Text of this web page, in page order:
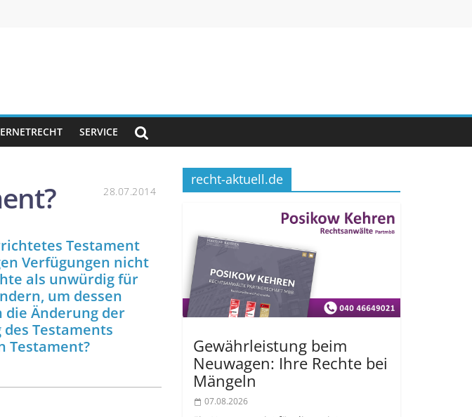
SERVICE
28.07.2014
Testament
Verfügungen nicht
als unwürdig für
um dessen
die Änderung der
Testaments
Testament?
recht-aktuell.de
Gewährleistung beim
Neuwagen: Ihre Rechte bei
Mängeln
07.08.2026